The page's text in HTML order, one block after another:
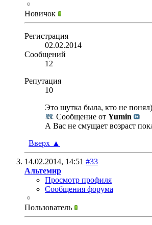
Новичок
Регистрация
02.02.2014
Сообщений
12
Репутация
10
Это шутка была, кто не
Сообщение от Yumin
А Вас не смущает возраст
Вверх ▲
14.02.2014, 14:51 #33
Альтемир
Просмотр профиля
Сообщения форума
Пользователь